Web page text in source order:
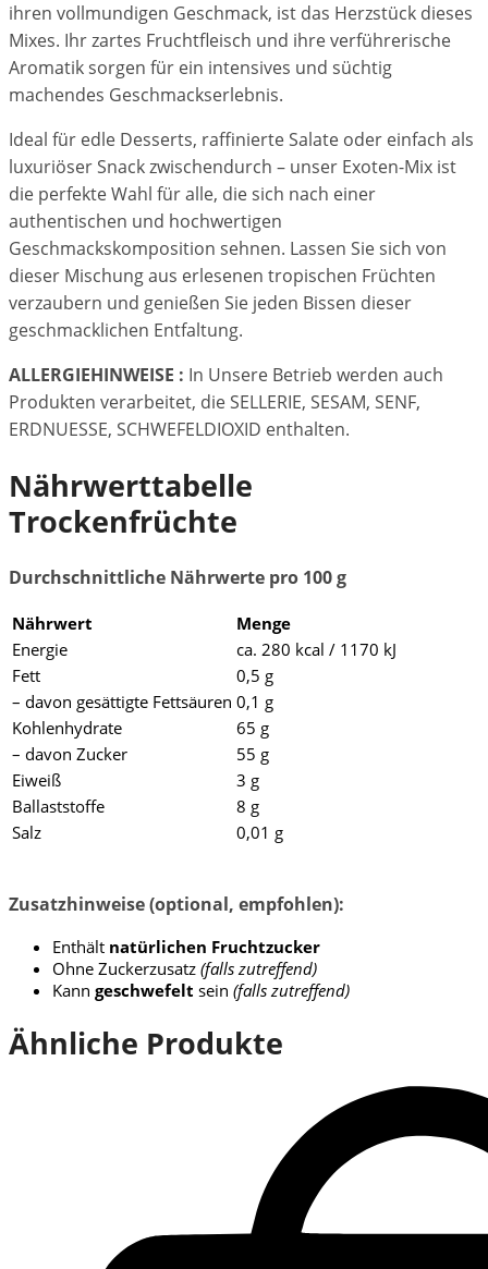
ihren vollmundigen Geschmack, ist das Herzstück dieses
Mixes. Ihr zartes Fruchtfleisch und ihre verführerische
Aromatik sorgen für ein intensives und süchtig
machendes Geschmackserlebnis.
Ideal für edle Desserts, raffinierte Salate oder einfach als
luxuriöser Snack zwischendurch – unser Exoten-Mix ist
die perfekte Wahl für alle, die sich nach einer
authentischen und hochwertigen
Geschmackskomposition sehnen. Lassen Sie sich von
dieser Mischung aus erlesenen tropischen Früchten
verzaubern und genießen Sie jeden Bissen dieser
geschmacklichen Entfaltung.
ALLERGIEHINWEISE : In Unsere Betrieb werden auch
Produkten verarbeitet, die SELLERIE, SESAM, SENF,
ERDNUESSE, SCHWEFELDIOXID enthalten.
Nährwerttabelle
Trockenfrüchte
Durchschnittliche Nährwerte pro 100 g
Nährwert
Menge
Energie
ca. 280 kcal / 1170 kJ
Fett
0,5 g
– davon gesättigte Fettsäuren 0,1 g
Kohlenhydrate
65 g
– davon Zucker
55 g
Eiweiß
3 g
Ballaststoffe
8 g
Salz
0,01 g
Zusatzhinweise (optional, empfohlen):
Enthält natürlichen Fruchtzucker
Ohne Zuckerzusatz (falls zutreffend)
Kann geschwefelt sein (falls zutreffend)
Ähnliche Produkte